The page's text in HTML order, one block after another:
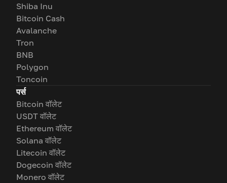
Shiba Inu
Bitcoin Cash
Avalanche
Tron
BNB
Polygon
Toncoin
पर्स
Bitcoin वॉलेट
USDT वॉलेट
Ethereum वॉलेट
Solana वॉलेट
Litecoin वॉलेट
Dogecoin वॉलेट
Monero वॉलेट